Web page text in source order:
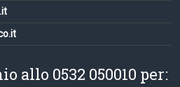
allo 0532 050010 per: